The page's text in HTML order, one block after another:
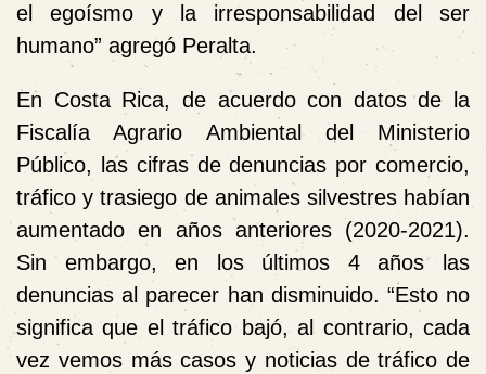
el egoísmo y la irresponsabilidad del ser
humano” agregó Peralta.
En Costa Rica, de acuerdo con datos de la
Fiscalía Agrario Ambiental del Ministerio
Público, las cifras de denuncias por comercio,
tráfico y trasiego de animales silvestres habían
aumentado en años anteriores (2020-2021).
Sin embargo, en los últimos 4 años las
denuncias al parecer han disminuido. “Esto no
significa que el tráfico bajó, al contrario, cada
vez vemos más casos y noticias de tráfico de